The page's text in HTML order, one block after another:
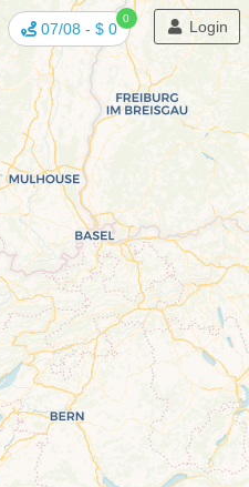
Login
07/08 - $ 0
0